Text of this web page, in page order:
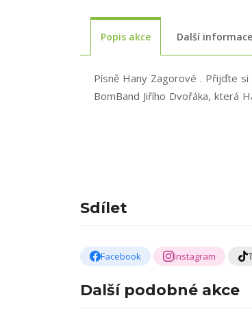
Popis akce Další informace
Písně Hany Zagorové . Přijďte
BomBand Jiřího Dvořáka, která
Sdílet
Facebook Instagram
Další podobné akce